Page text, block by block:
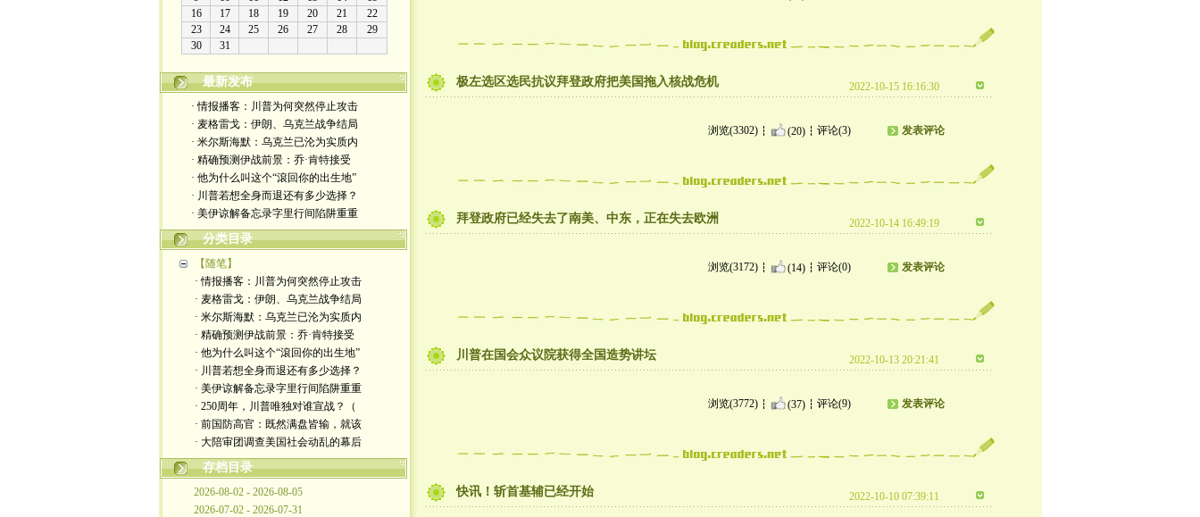
最新发布
· 情报播客：川普为何突然停止攻击
· 麦格雷戈：伊朗、乌克兰战争结局
· 米尔斯海默：乌克兰已沦为实质内
· 精确预测伊战前景：乔·肯特接受
· 他为什么叫这个“滾回你的出生地”
· 川普若想全身而退还有多少选择？
· 美伊谅解备忘录字里行间陷阱重重
分类目录
【随笔】
· 情报播客：川普为何突然停止攻击
· 麦格雷戈：伊朗、乌克兰战争结局
· 米尔斯海默：乌克兰已沦为实质内
· 精确预测伊战前景：乔·肯特接受
· 他为什么叫这个“滾回你的出生地”
· 川普若想全身而退还有多少选择？
· 美伊谅解备忘录字里行间陷阱重重
· 250周年，川普唯独对谁宣战？（
· 前国防高官：既然满盘皆输，就该
· 大陪审团调查美国社会动乱的幕后
存档目录
2026-08-02 - 2026-08-05
2026-07-02 - 2026-07-31
极左选区选民抗议拜登政府把美国拖入核战危机 2022-10-15 16:16:30
浏览(3302) (20) 评论(3) 发表评论
拜登政府已经失去了南美、中东，正在失去欧洲 2022-10-14 16:49:19
浏览(3172) (14) 评论(0) 发表评论
川普在国会众议院获得全国造势讲坛 2022-10-13 20:21:41
浏览(3772) (37) 评论(9) 发表评论
快讯！斩首基辅已经开始 2022-10-10 07:39:11